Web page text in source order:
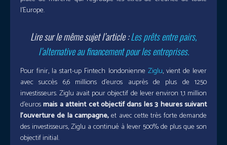
l’Europe.
Lire sur le même sujet l’article :Les prêts entre pairs,
l’alternative au financement pour les entreprises.
Pour finir, la start-up Fintech londonienne Ziglu, vient de lever
avec succès 6,6 millions d’euros auprès de plus de 1250
investisseurs. Ziglu avait pour objectif de lever environ 1,1 million
d’eurosmais a atteint cet objectif dans les 3 heures suivant
l’ouverture de la campagne,et avec cette très forte demande
des investisseurs, Ziglu a continué à lever 500% de plus que son
objectif initial.